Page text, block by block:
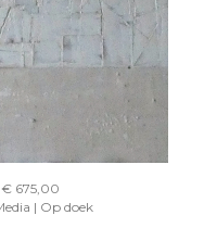
675,00
| Op doek